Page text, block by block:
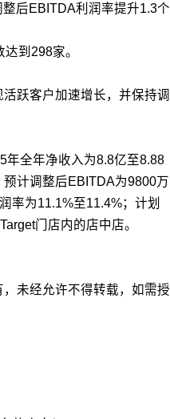
后EBITDA利润率提升1.3个
到298家。
跃客户加速增长，并保持调
年全年净收入为8.8亿至8.88
计调整后EBITDA为9800万
率为11.1%至11.4%；计划
门店内的店中店。
未经允许不得转载，如需授